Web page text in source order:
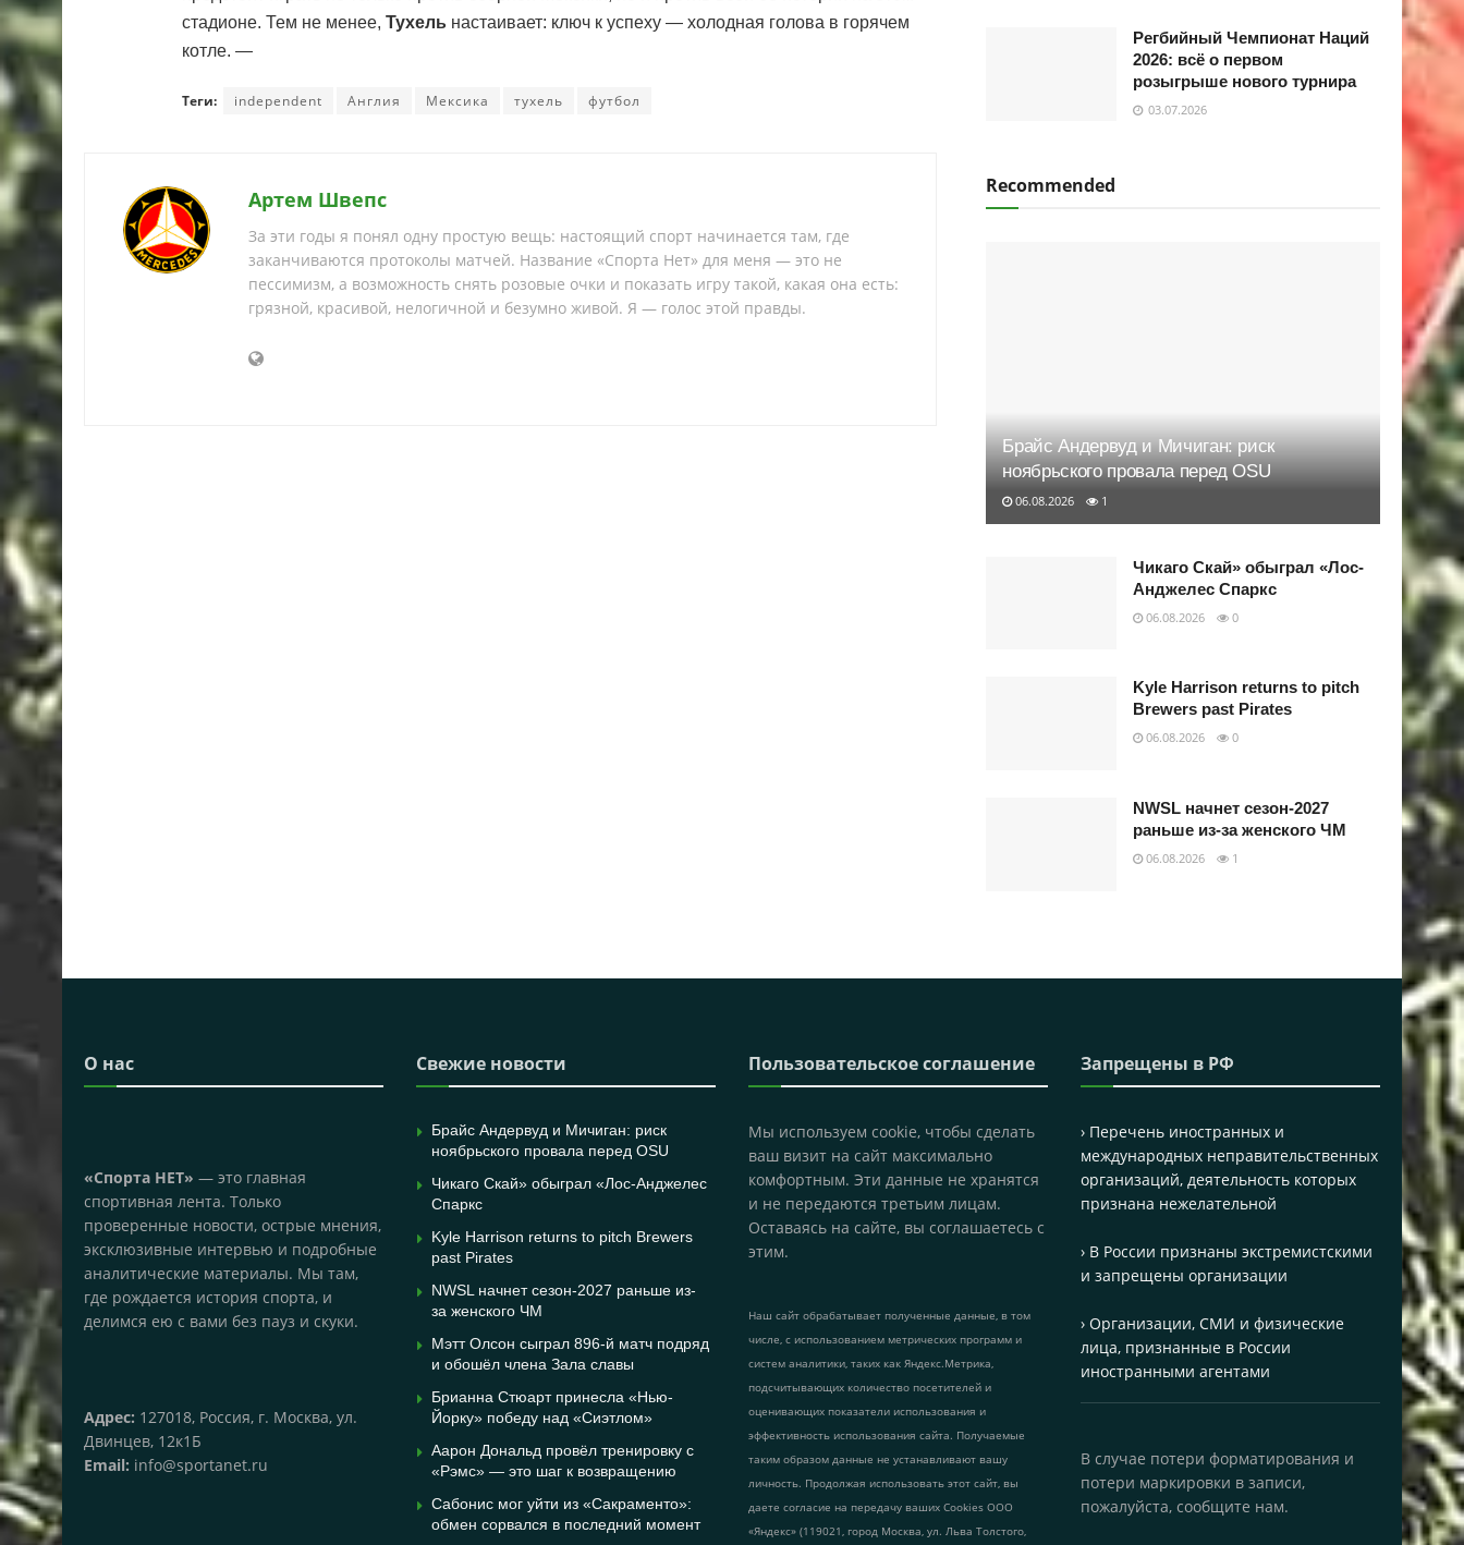
стадионе. Тем не менее, Тухель настаивает: ключ к успеху — холодная голова в горячем
котле. —
Теги: independent Англия Мексика тухель футбол
Артем Швепс
За эти годы я понял одну простую вещь: настоящий спорт начинается там, где
заканчиваются протоколы матчей. Название «Спорта Нет» для меня — это не
пессимизм, а возможность снять розовые очки и показать игру такой, какая она есть:
грязной, красивой, нелогичной и безумно живой. Я — голос этой правды.
Регбийный Чемпионат Наций
2026: всё о первом
розыгрыше нового турнира
03.07.2026
Recommended
Брайс Андервуд и Мичиган: риск
ноябрьского провала перед OSU
06.08.2026 1
Чикаго Скай» обыграл «Лос-
Анджелес Спаркс
06.08.2026 0
Kyle Harrison returns to pitch
Brewers past Pirates
06.08.2026 0
NWSL начнет сезон-2027
раньше из-за женского ЧМ
06.08.2026 1
О нас
«Спорта НЕТ» — это главная
спортивная лента. Только
проверенные новости, острые мнения,
эксклюзивные интервью и подробные
аналитические материалы. Мы там,
где рождается история спорта, и
делимся ею с вами без пауз и скуки.
Адрес: 127018, Россия, г. Москва, ул.
Двинцев, 12к1Б
Email: info@sportanet.ru
Свежие новости
Брайс Андервуд и Мичиган: риск
ноябрьского провала перед OSU
Чикаго Скай» обыграл «Лос-Анджелес
Спаркс
Kyle Harrison returns to pitch Brewers
past Pirates
NWSL начнет сезон-2027 раньше из-
за женского ЧМ
Мэтт Олсон сыграл 896-й матч подряд
и обошёл члена Зала славы
Брианна Стюарт принесла «Нью-
Йорку» победу над «Сиэтлом»
Аарон Дональд провёл тренировку с
«Рэмс» — это шаг к возвращению
Сабонис мог уйти из «Сакраменто»:
обмен сорвался в последний момент
Пользовательское соглашение
Мы используем cookie, чтобы сделать
ваш визит на сайт максимально
комфортным. Эти данные не хранятся
и не передаются третьим лицам.
Оставаясь на сайте, вы соглашаетесь с
этим.
Наш сайт обрабатывает полученные данные, в том
числе, с использованием метрических программ и
систем аналитики, таких как Яндекс.Метрика,
подсчитывающих количество посетителей и
оценивающих показатели использования и
эффективность использования сайта. Получаемые
таким образом данные не устанавливают вашу
личность. Продолжая использовать этот сайт, вы
даете согласие на передачу ваших Cookies ООО
«Яндекс» (119021, город Москва, ул. Льва Толстого,
Запрещены в РФ
› Перечень иностранных и
международных неправительственных
организаций, деятельность которых
признана нежелательной
› В России признаны экстремистскими
и запрещены организации
› Организации, СМИ и физические
лица, признанные в России
иностранными агентами
В случае потери форматирования и
потери маркировки в записи,
пожалуйста, сообщите нам.